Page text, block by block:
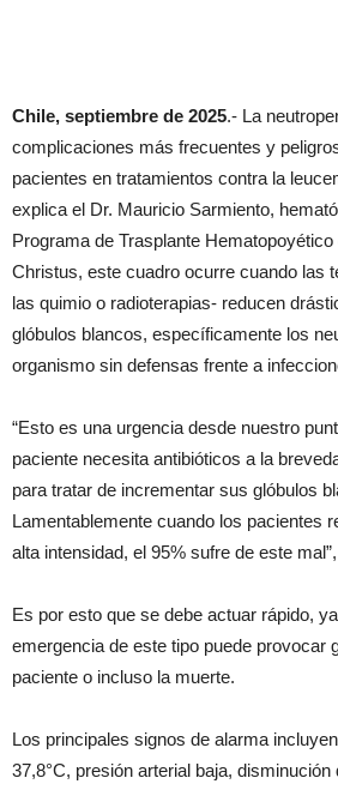
Chile, septiembre de 2025.- La
complicaciones más frecuentes y
pacientes en tratamientos contra la
explica el Dr. Mauricio Sarmiento,
Programa de Trasplante
Christus, este cuadro ocurre cuando las
las quimio o radioterapias- reducen
glóbulos blancos, específicamente los
organismo sin defensas frente a
“Esto es una urgencia desde nuestro
paciente necesita antibióticos a la
para tratar de incrementar sus glóbulos
Lamentablemente cuando los pacientes
alta intensidad, el 95% sufre de este
Es por esto que se debe actuar rápido,
emergencia de este tipo puede provocar
paciente o incluso la muerte.
Los principales signos de alarma
37,8°C, presión arterial baja,